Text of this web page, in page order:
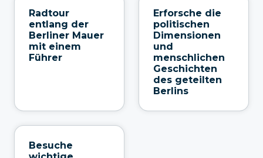
Radtour
entlang der
Berliner Mauer
mit einem
Führer
Erforsche die
politischen
Dimensionen
und
menschlichen
Geschichten
des geteilten
Berlins
Besuche